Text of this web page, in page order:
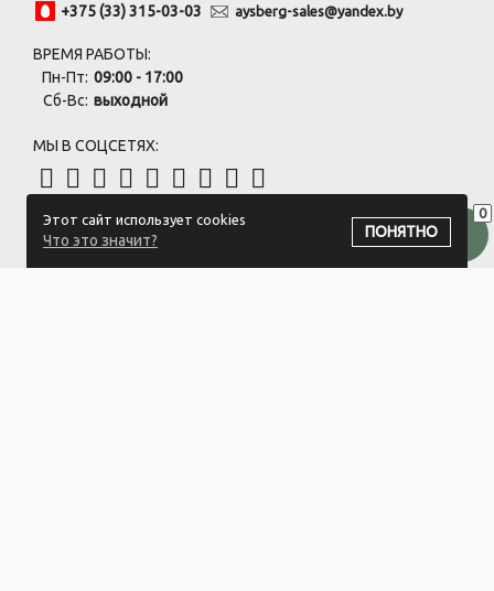
0
Этот сайт использует cookies
Что это значит?
ПОНЯТНО
+375 (33) 315-03-03
aysberg-sales@yandex.by
ВРЕМЯ РАБОТЫ:
Пн-Пт: 09:00 - 17:00
Сб-Вс: выходной
МЫ В СОЦСЕТЯХ:
ПОДПИСАТЬСЯ НА РАССЫЛКУ